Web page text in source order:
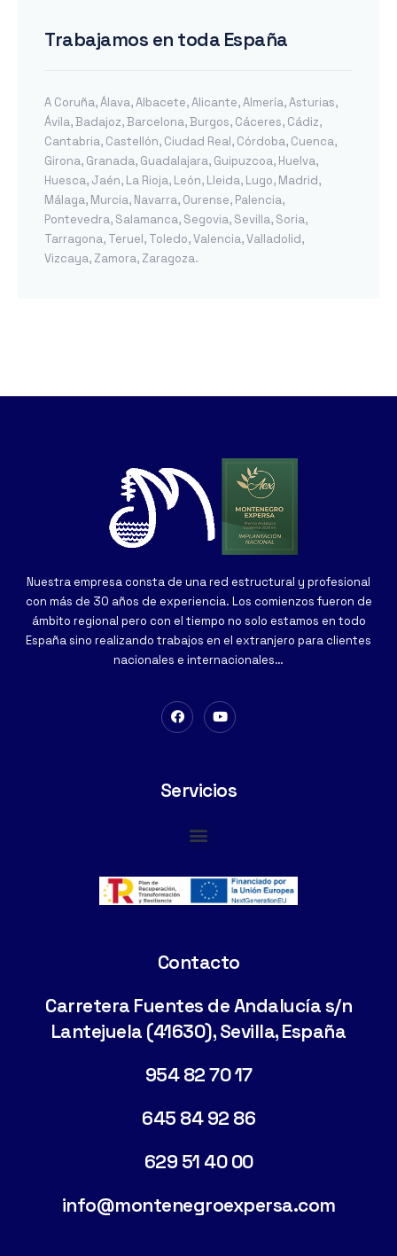
Trabajamos en toda España
A Coruña,Álava,Albacete,Alicante,Almería,Asturias,
Ávila,Badajoz,Barcelona,Burgos, Cáceres, Cádiz,
Cantabria, Castellón, Ciudad Real, Córdoba, Cuenca,
Girona, Granada, Guadalajara, Guipuzcoa, Huelva,
Huesca, Jaén, La Rioja, León, Lleida, Lugo, Madrid,
Málaga, Murcia, Navarra, Ourense, Palencia,
Pontevedra, Salamanca, Segovia, Sevilla, Soria,
Tarragona, Teruel, Toledo,Valencia,Valladolid,
Vizcaya, Zamora, Zaragoza.
Nuestra empresa consta de una red estructural y profesional
con más de 30 años de experiencia. Los comienzos fueron de
ámbito regional pero con el tiempo no solo estamos en todo
España sino realizando trabajos en el extranjero para clientes
nacionales e internacionales…
Servicios
Contacto
Carretera Fuentes de Andalucía s/n
Lantejuela (41630), Sevilla, España
954 82 70 17
645 84 92 86
629 51 40 00
info@montenegroexpersa.com